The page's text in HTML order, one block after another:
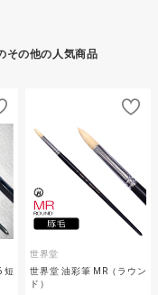
その他の人気商品
短
世界堂
世界堂 油彩筆 MR（ラウン
ド）